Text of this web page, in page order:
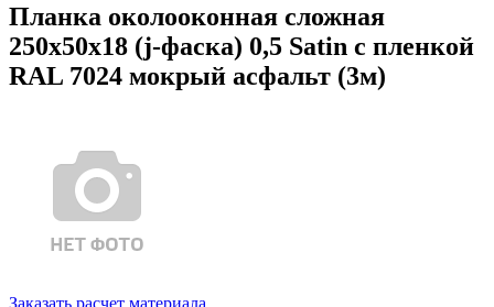
Планка околооконная сложная
250х50х18 (j-фаска) 0,5 Satin с пленкой
RAL 7024 мокрый асфальт (3м)
Заказать расчет материала